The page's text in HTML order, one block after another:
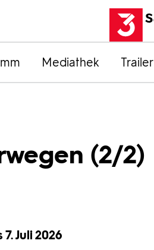
Mediathek Trailer
(2/2)
Juli 2026